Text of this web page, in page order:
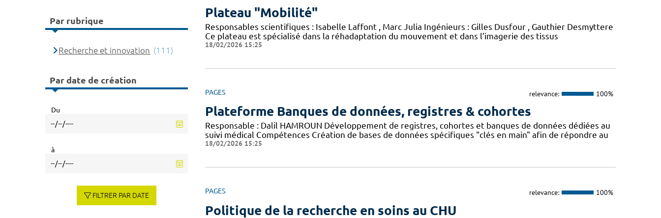
Plateau "Mobilité"
Responsables scientifiques : Isabelle Laffont , Marc Julia Ingénieurs : Gilles Dusfour , Gauthier Desmyttere
Ce plateau est spécialisé dans la réhadaptation du mouvement et dans l’imagerie des tissus
18/02/2026 15:25
PAGES relevance: 100%
Plateforme Banques de données, registres & cohortes
Responsable : Dalil HAMROUN Développement de registres, cohortes et banques de données dédiées au
suivi médical Compétences Création de bases de données spécifiques "clés en main" afin de répondre au
18/02/2026 15:25
PAGES relevance: 100%
Politique de la recherche en soins au CHU
Par rubrique
Recherche et innovation (111)
Par date de création
Du
à
FILTRER PAR DATE